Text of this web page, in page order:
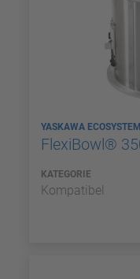
YASKAWA
FlexiBowl®
KATEGORIE
Kompatibel